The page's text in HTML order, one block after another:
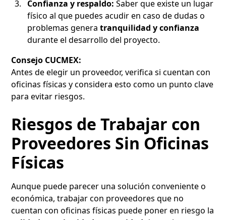
Confianza y respaldo: Saber que existe un lugar
físico al que puedes acudir en caso de dudas o
problemas generatranquilidad y confianza
durante el desarrollo del proyecto.
Consejo CUCMEX:
Antes de elegir un proveedor, verifica si cuentan con
oficinas físicas y considera esto como un punto clave
para evitar riesgos.
Riesgos de Trabajar con
Proveedores Sin Oficinas
Físicas
Aunque puede parecer una solución conveniente o
económica, trabajar con proveedores que no
cuentan con oficinas físicas puede poner en riesgo la